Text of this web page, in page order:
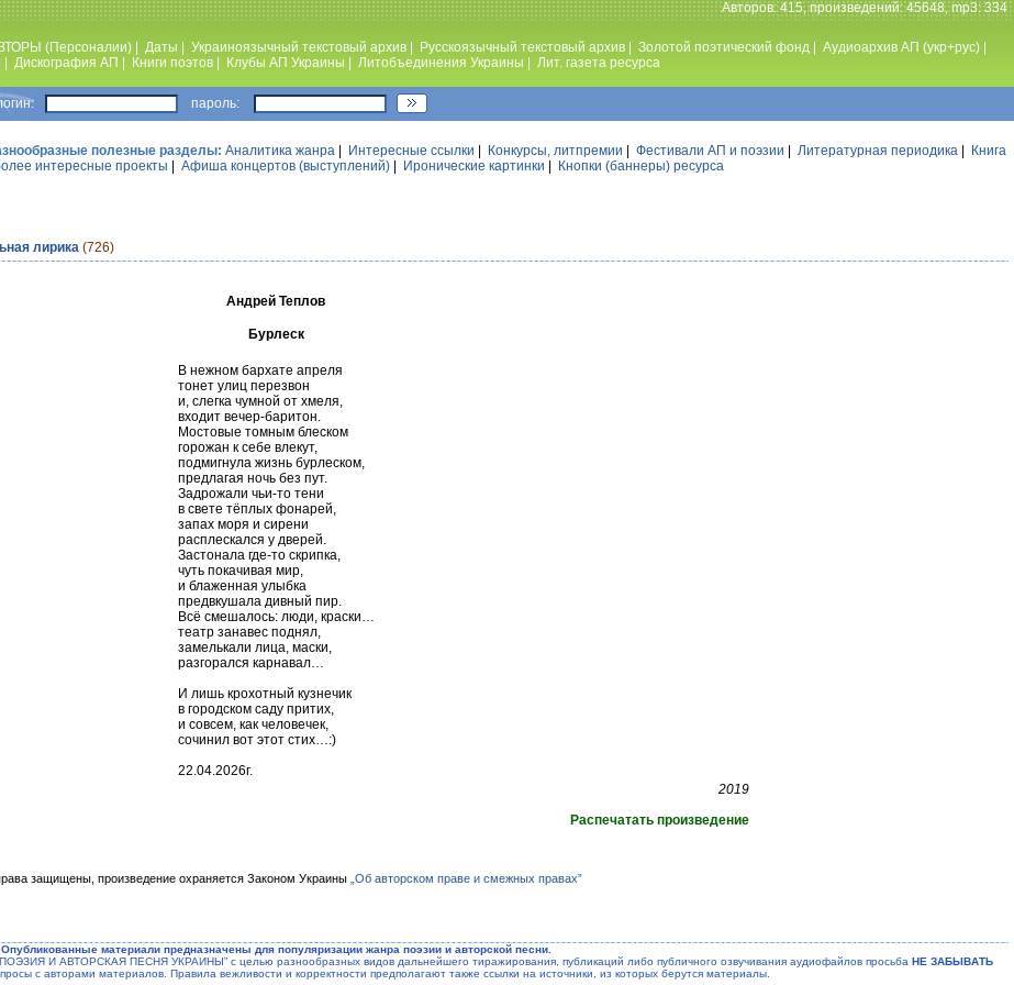
Авторов: 415, произведений: 45648, mp3: 334
(Персоналии) Даты Украиноязычный текстовый архив Русскоязычный текстовый архив Золотой поэтический фонд Аудиоархив АП (укр+рус)
Дискография АП Книги поэтов Клубы АП Украины Литобъединения Украины Лит. газета ресурса
пароль:
полезные разделы: Аналитика жанра Интересные ссылки Конкурсы, литпремии Фестивали АП и поэзии Литературная периодика
Книга
интересные проекты Афиша концертов (выступлений) Иронические картинки Кнопки (баннеры) ресурса
лирика (726)
Андрей Теплов
Бурлеск
В нежном бархате апреля
тонет улиц перезвон
и, слегка чумной от хмеля,
входит вечер-баритон.
Мостовые томным блеском
горожан к себе влекут,
подмигнула жизнь бурлеском,
предлагая ночь без пут.
Задрожали чьи-то тени
в свете тёплых фонарей,
запах моря и сирени
расплескался у дверей.
Застонала где-то скрипка,
чуть покачивая мир,
и блаженная улыбка
предвкушала дивный пир.
Всё смешалось: люди, краски…
театр занавес поднял,
замелькали лица, маски,
разгорался карнавал…
И лишь крохотный кузнечик
в городском саду притих,
и совсем, как человечек,
сочинил вот этот стих…:)
22.04.2026г.
2019
Распечатать произведение
защищены, произведение охраняется Законом Украины „Об авторском праве и смежных правах”
Опубликованные материали предназначены для популяризации жанра поэзии и авторской песни.
И АВТОРСКАЯ ПЕСНЯ УКРАИНЫ” с целью разнообразных видов дальнейшего тиражирования, публикаций либо публичного озвучивания аудиофайлов просьба НЕ ЗАБЫВАТЬ
с авторами материалов. Правила вежливости и корректности предполагают также ссылки на источники, из которых берутся материалы.